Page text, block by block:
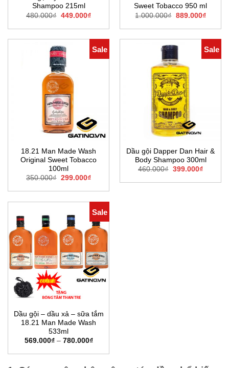
Shampoo 215ml
480.000₫ Giá
là:
449.000₫Giá
tại
449.000₫.
Sweet Tobacco 950 ml
1.000.000₫ Giá
là:
889.000₫Giá
tại
Sale
18.21 Man Made Wash
Original Sweet Tobacco
100ml
350.000₫ Giá
là:
299.000₫Giá
tại
299.000₫.
Sale
Dầu gội Dapper Dan Hair &
Body Shampoo 300ml
460.000₫ Giá
là:
399.000₫Giá
tại
Sale
Dầu gội – dầu xả – sữa tắm
18.21 Man Made Wash
533ml
569.000₫ – 780.000₫Khoảng
từ